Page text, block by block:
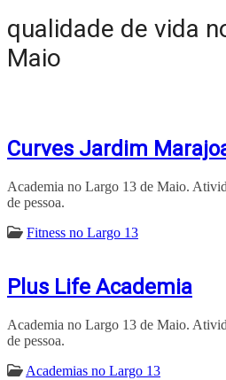
qualidade de vida
Maio
Curves Jardim
Academia no Largo 13 de Maio.
de pessoa.
Fitness no Largo 13
Plus Life Academia
Academia no Largo 13 de Maio.
de pessoa.
Academias no Largo 13